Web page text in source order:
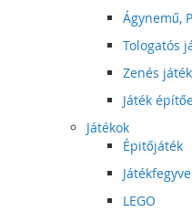
Ágynemű,
Tologatós
Zenés játék
Játék
Játékok
Épitőjáték
LEGO